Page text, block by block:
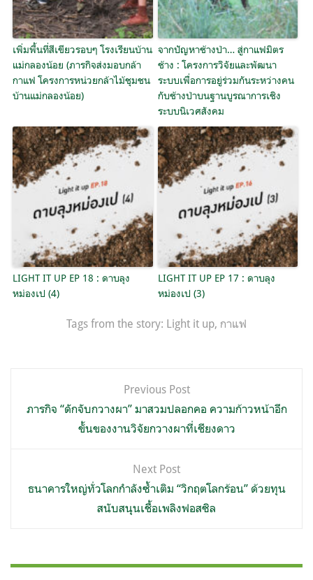
เพิ่มพื้นที่สีเขียวรอบๆ โรงเรียนบ้าน
แม่กลองน้อย (ภารกิจส่งมอบกล้า
กาแฟ โครงการหน่วยกล้าไม้ชุมชน
บ้านแม่กลองน้อย)
จากปัญหาช้างป่า… สู่กาแฟมิตร
ช้าง : โครงการวิจัยและพัฒนา
ระบบเพื่อการอยู่ร่วมกันระหว่างคน
กับช้างป่าบนฐานบูรณาการเชิง
ระบบนิเวศสังคม
LIGHT IT UP EP 18 : ดาบลุง
หม่องเป (4)
LIGHT IT UP EP 17 : ดาบลุง
หม่องเป (3)
Tags from the story: Light it up, กาแฟ
เรื่อง
Previous Post
ภารกิจ “ดักจับกวางผา” มาสวมปลอกคอ ความก้าวหน้าอีก
ขั้นของงานวิจัยกวางผาที่เชียงดาว
Next Post
ธนาคารใหญ่ทั่วโลกกำลังซ้ำเติม “วิกฤตโลกร้อน” ด้วยทุน
สนับสนุนเชื้อเพลิงฟอสซิล